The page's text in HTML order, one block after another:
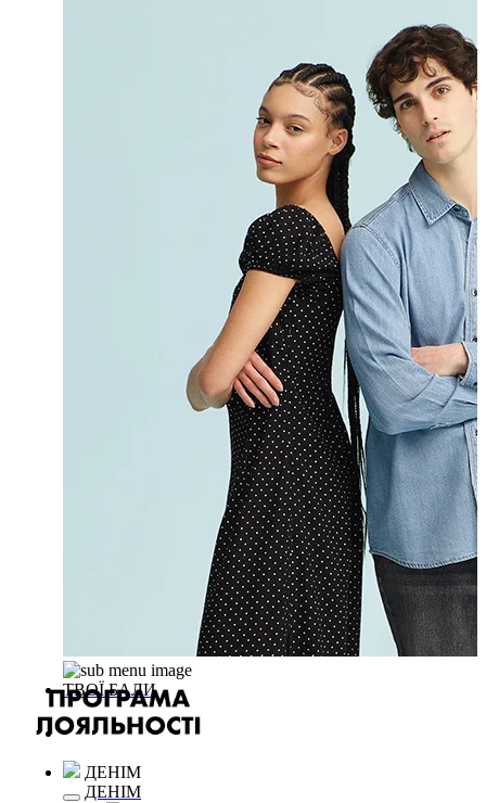
ТВОЇ БАЛИ
ДЕНІМ
ДЕНІМ